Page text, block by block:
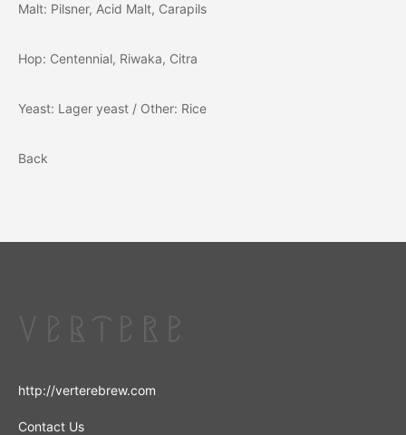
Malt: Pilsner, Acid Malt, Carapils
Hop: Centennial, Riwaka, Citra
Yeast: Lager yeast / Other: Rice
Back
http://verterebrew.com
Contact Us